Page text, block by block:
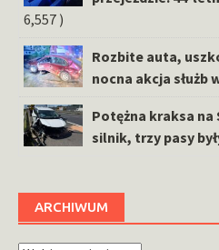
6,557 )
Rozbite auta,
nocna akcja służb
Potężna kraksa na
silnik, trzy pasy
ARCHIWUM